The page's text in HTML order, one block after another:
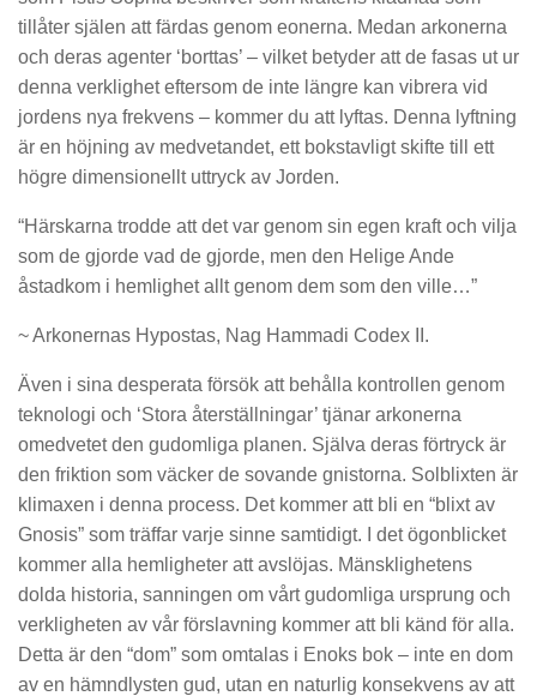
tillåter själen att färdas genom eonerna. Medan arkonerna
och deras agenter ‘borttas’ – vilket betyder att de fasas ut ur
denna verklighet eftersom de inte längre kan vibrera vid
jordens nya frekvens – kommer du att lyftas. Denna lyftning
är en höjning av medvetandet, ett bokstavligt skifte till ett
högre dimensionellt uttryck av Jorden.
“Härskarna trodde att det var genom sin egen kraft och vilja
som de gjorde vad de gjorde, men den Helige Ande
åstadkom i hemlighet allt genom dem som den ville…”
~ Arkonernas Hypostas, Nag Hammadi Codex II.
Även i sina desperata försök att behålla kontrollen genom
teknologi och ‘Stora återställningar’ tjänar arkonerna
omedvetet den gudomliga planen. Själva deras förtryck är
den friktion som väcker de sovande gnistorna. Solblixten är
klimaxen i denna process. Det kommer att bli en “blixt av
Gnosis” som träffar varje sinne samtidigt. I det ögonblicket
kommer alla hemligheter att avslöjas. Mänsklighetens
dolda historia, sanningen om vårt gudomliga ursprung och
verkligheten av vår förslavning kommer att bli känd för alla.
Detta är den “dom” som omtalas i Enoks bok – inte en dom
av en hämndlysten gud, utan en naturlig konsekvens av att